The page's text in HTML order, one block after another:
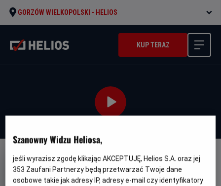
GORZÓW WIELKOPOLSKI - HELIOS
KUP TERAZ
WERSJA JĘZYKOWA UA
Ostannya Duel' - UA
Szanowny Widzu Heliosa,
jeśli wyrazisz zgodę klikając AKCEPTUJĘ, Helios S.A. oraz jej
353 Zaufani Partnerzy będą przetwarzać Twoje dane
osobowe takie jak adresy IP, adresy e-mail czy identyfikatory